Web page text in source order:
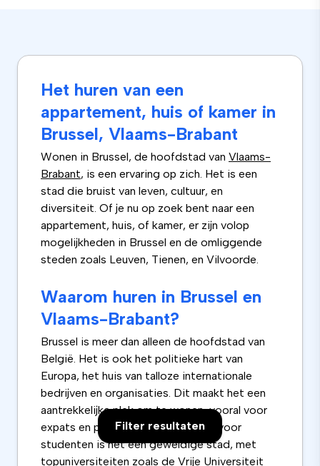
Filter resultaten
Het huren van een
appartement, huis of kamer in
Brussel, Vlaams-Brabant
Wonen in Brussel, de hoofdstad van Vlaams-
Brabant, is een ervaring op zich. Het is een
stad die bruist van leven, cultuur, en
diversiteit. Of je nu op zoek bent naar een
appartement, huis, of kamer, er zijn volop
mogelijkheden in Brussel en de omliggende
steden zoals Leuven, Tienen, en Vilvoorde.
Waarom huren in Brussel en
Vlaams-Brabant?
Brussel is meer dan alleen de hoofdstad van
België. Het is ook het politieke hart van
Europa, het huis van talloze internationale
bedrijven en organisaties. Dit maakt het een
aantrekkelijke plek om te wonen, vooral voor
expats en professionals. Maar ook voor
studenten is het een geweldige stad, met
topuniversiteiten zoals de Vrije Universiteit